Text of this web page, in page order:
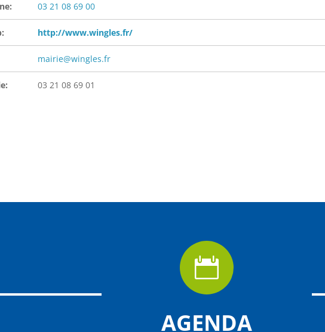
03 21 08 69 00
http://www.wingles.fr/
mairie@wingles.fr
03 21 08 69 01

AGENDA